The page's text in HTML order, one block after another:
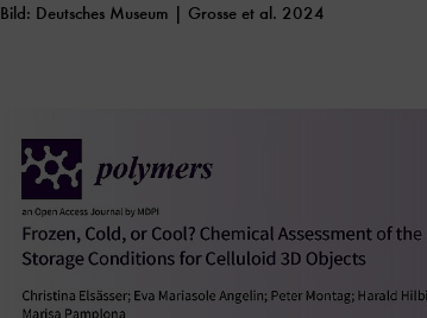
Bild: Deutsches Museum | Grosse et al. 2024